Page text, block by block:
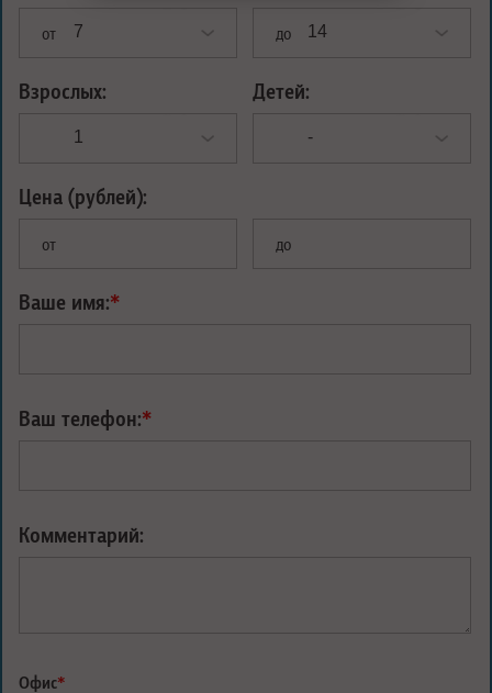
от до
Взрослых: Детей:
Цена (рублей):
от до
Ваше имя:*
Ваш телефон:*
Комментарий:
Офис*